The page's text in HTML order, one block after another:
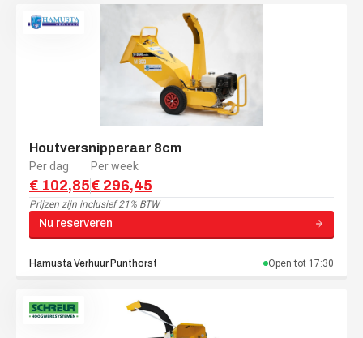
Houtversnipperaar 8cm
Per dag
€ 102,85
Per week
€ 296,45
Prijzen zijn inclusief 21% BTW
Nu reserveren
Hamusta VerhuurPunthorst Open tot 17:30